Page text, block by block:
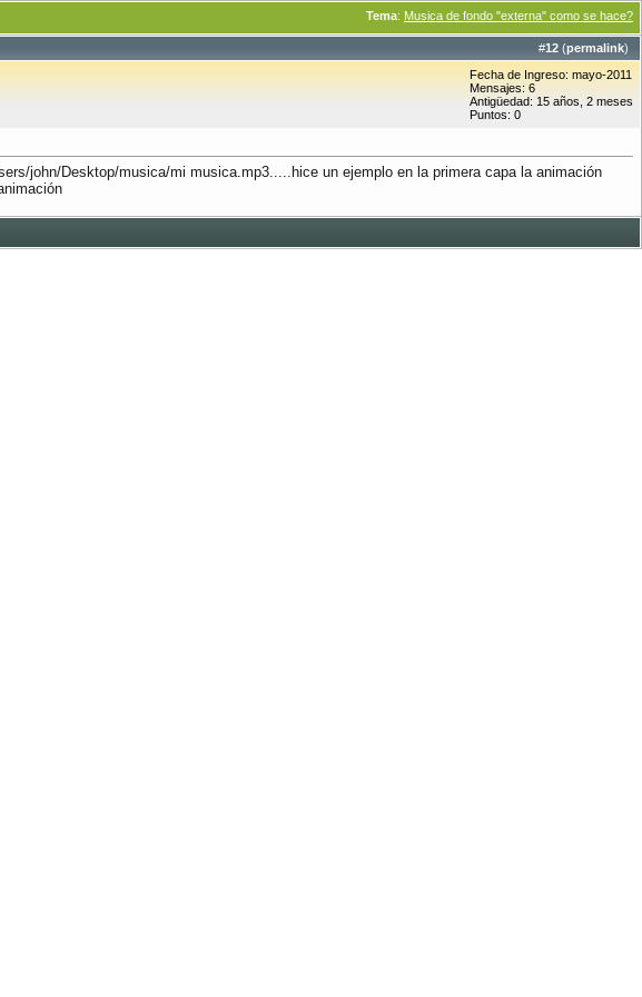
Tema: Musica de fondo "externa" como se hace?
#12 (permalink)
Fecha de Ingreso: mayo-2011
Mensajes: 6
Antigüedad: 15 años, 2 meses
Puntos: 0
john/Desktop/musica/mi musica.mp3.....hice un ejemplo en la primera capa la animación